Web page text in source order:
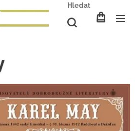
Hledat